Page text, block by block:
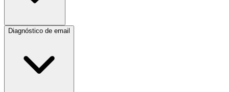
Diagnóstico de email